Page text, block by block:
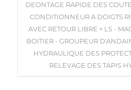
DEONTAGE RAPIDE DES
CONDITIONNEUR A DOIGTS
AVEC RETOUR LIBRE + LS -
BOITIER - GROUPEUR
HYDRAULIQUE DES
RELEVAGE DES TAPIS